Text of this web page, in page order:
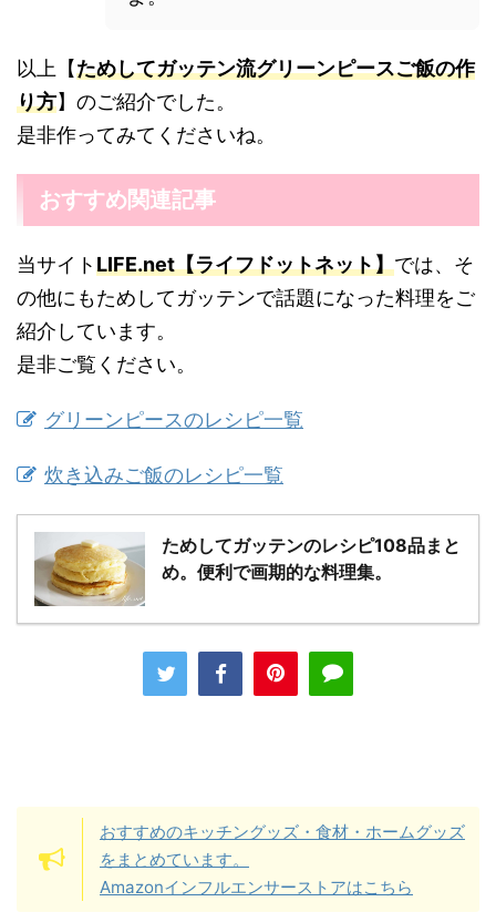
以上【ためしてガッテン流グリーンピースご飯の作
り方】のご紹介でした。
是非作ってみてくださいね。
おすすめ関連記事
当サイトLIFE.net【ライフドットネット】では、そ
の他にもためしてガッテンで話題になった料理をご
紹介しています。
是非ご覧ください。
グリーンピースのレシピ一覧
炊き込みご飯のレシピ一覧
ためしてガッテンのレシピ108品まと
め。便利で画期的な料理集。
おすすめのキッチングッズ・食材・ホームグッズ
をまとめています。
Amazonインフルエンサーストアはこちら